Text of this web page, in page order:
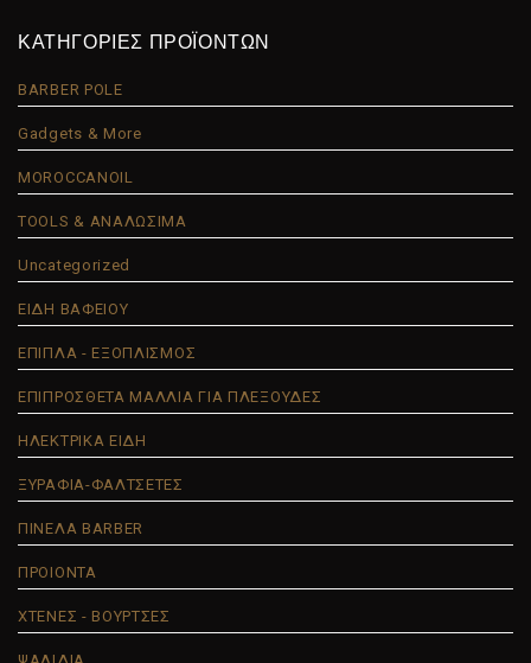
ΚΑΤΗΓΟΡΙΕΣ ΠΡΟΪΟΝΤΩΝ
BARBER POLE
Gadgets & More
MOROCCANOIL
TOOLS & ΑΝΑΛΩΣΙΜΑ
Uncategorized
ΕΙΔΗ ΒΑΦΕΙΟΥ
ΕΠΙΠΛΑ - ΕΞΟΠΛΙΣΜΟΣ
ΕΠΙΠΡΟΣΘΕΤΑ ΜΑΛΛΙΑ ΓΙΑ ΠΛΕΞΟΥΔΕΣ
ΗΛΕΚΤΡΙΚΑ ΕΙΔΗ
ΞΥΡΑΦΙΑ-ΦΑΛΤΣΕΤΕΣ
ΠΙΝΕΛΑ BARBER
ΠΡΟΙΟΝΤΑ
ΧΤΕΝΕΣ - ΒΟΥΡΤΣΕΣ